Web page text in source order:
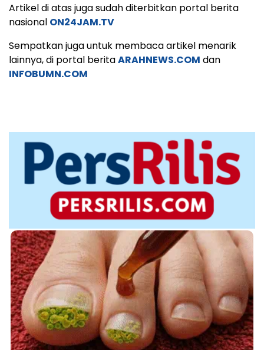
Artikel di atas juga sudah diterbitkan portal berita
nasional ON24JAM.TV
Sempatkan juga untuk membaca artikel menarik
lainnya, di portal beritaARAHNEWS.COM dan
INFOBUMN.COM